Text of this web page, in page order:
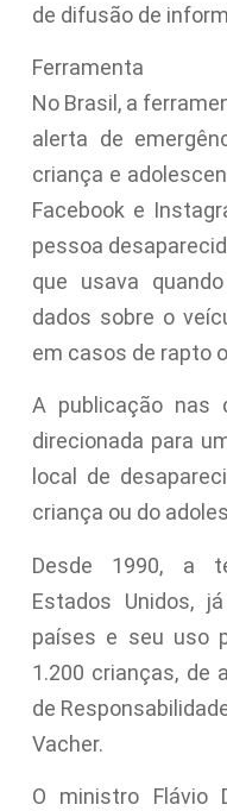
de difusão de
Ferramenta
No Brasil, a
alerta de
criança e
Facebook e
pessoa
que usava
dados sobre o
em casos de rapto
A publicação nas
direcionada para
local de
criança ou do
Desde 1990, a
Estados Unidos,
países e seu uso
1.200 crianças, de
de
Vacher.
O ministro Flávio